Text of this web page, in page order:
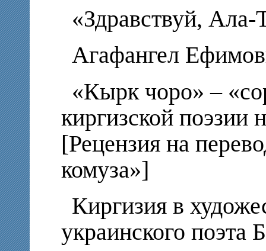
«Здравствуй, Ала-
Агафангел
«Кырк чоро» –
киргизской поэзии
[Рецензия на
комуза»]
Киргизия в
украинского поэта